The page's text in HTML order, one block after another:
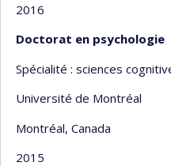
2016
Doctorat en psychologie
Spécialité : sciences
Université de Montréal
Montréal, Canada
2015